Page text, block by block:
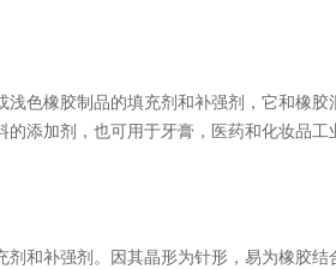
色橡胶制品的填充剂和补强剂，它和橡
添加剂，也可用于牙膏，医药和化妆品工
和补强剂。因其晶形为针形，易为橡胶